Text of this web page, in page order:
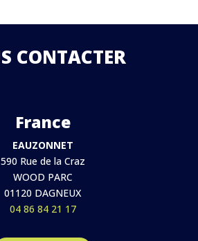
CONTACTER
France
EAUZONNET
590 Rue de la Craz
WOOD PARC
01120 DAGNEUX
04 86 84 21 17